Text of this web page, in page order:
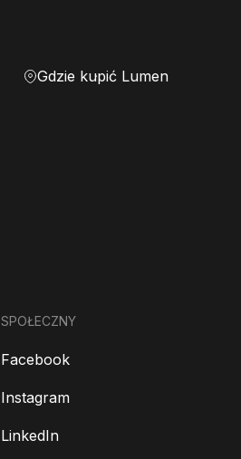
Gdzie kupić Lumen
SPOŁECZNY
Facebook
Instagram
LinkedIn